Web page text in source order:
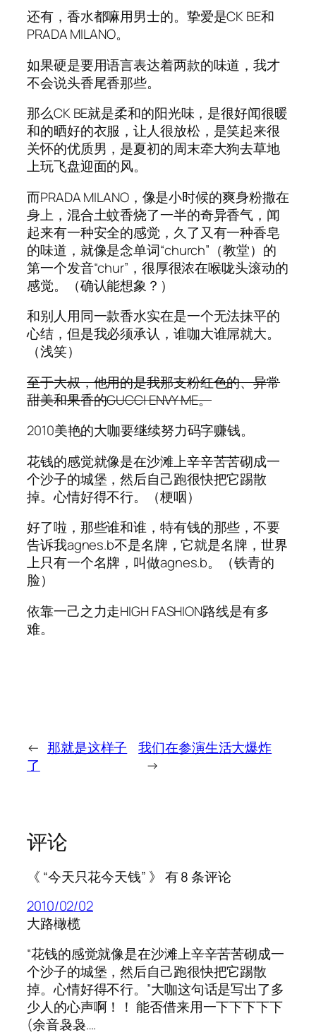
还有，香水都嘛用男士的。挚爱是CK BE和
PRADA MILANO。
如果硬是要用语言表达着两款的味道，我才
不会说头香尾香那些。
那么CK BE就是柔和的阳光味，是很好闻很暖
和的晒好的衣服，让人很放松，是笑起来很
关怀的优质男，是夏初的周末牵大狗去草地
上玩飞盘迎面的风。
而PRADA MILANO，像是小时候的爽身粉撒在
身上，混合土蚊香烧了一半的奇异香气，闻
起来有一种安全的感觉，久了又有一种香皂
的味道，就像是念单词“church”（教堂）的
第一个发音“chur”，很厚很浓在喉咙头滚动的
感觉。（确认能想象？）
和别人用同一款香水实在是一个无法抹平的
心结，但是我必须承认，谁咖大谁屌就大。
（浅笑）
至于大叔，他用的是我那支粉红色的、异常
甜美和果香的GUCCI ENVY ME。
2010美艳的大咖要继续努力码字赚钱。
花钱的感觉就像是在沙滩上辛辛苦苦砌成一
个沙子的城堡，然后自己跑很快把它踢散
掉。心情好得不行。（梗咽）
好了啦，那些谁和谁，特有钱的那些，不要
告诉我agnes.b不是名牌，它就是名牌，世界
上只有一个名牌，叫做agnes.b。（铁青的
脸）
依靠一己之力走HIGH FASHION路线是有多
难。
← 那就是这样子
了
我们在参演生活大爆炸
→
评论
《 “今天只花今天钱” 》 有 8 条评论
2010/02/02
大路橄榄
“花钱的感觉就像是在沙滩上辛辛苦苦砌成一
个沙子的城堡，然后自己跑很快把它踢散
掉。心情好得不行。”大咖这句话是写出了多
少人的心声啊！！ 能否借来用一下下下下下
(余音袅袅….